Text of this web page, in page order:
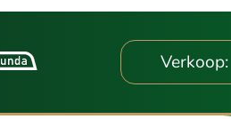
Verkoop: